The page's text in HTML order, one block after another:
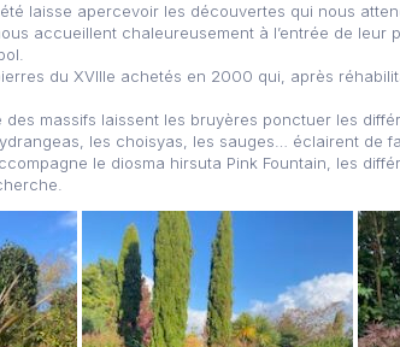
laisse apercevoir les découvertes qui nous
accueillent chaleureusement à l’entrée de
du XVIIIe achetés en 2000 qui, après
des massifs laissent les bruyères ponctuer les
les choisyas, les sauges… éclairent de
le diosma hirsuta Pink Fountain, les